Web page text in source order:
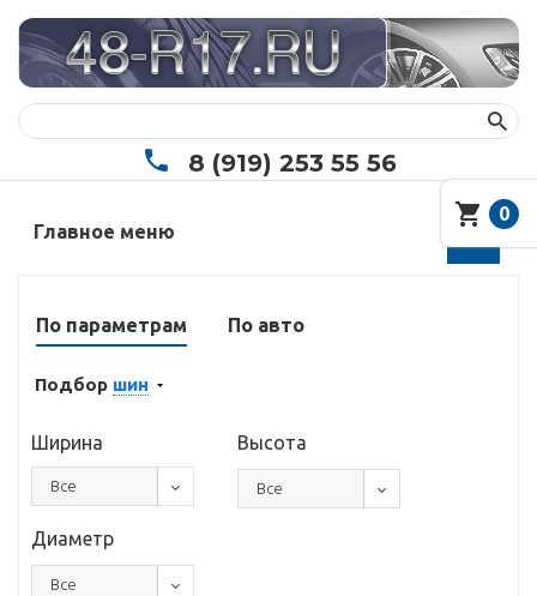
8 (919) 253 55 56
Главное меню
По параметрам По авто
Подбор шин
Ширина
Все
Высота
Все
Диаметр
Все
0